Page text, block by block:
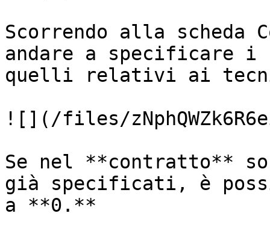
Scorrendo alla
andare a specificare
quelli relativi ai
![](/files/
Se nel **contratto**
già specificati, è
a **0.**